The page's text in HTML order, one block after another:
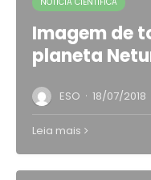
Imagem de
planeta
ESO · 18/07/2018
Leia mais